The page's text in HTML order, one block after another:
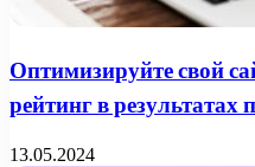
Оптимизируйте свой
рейтинг в результатах
13.05.2024